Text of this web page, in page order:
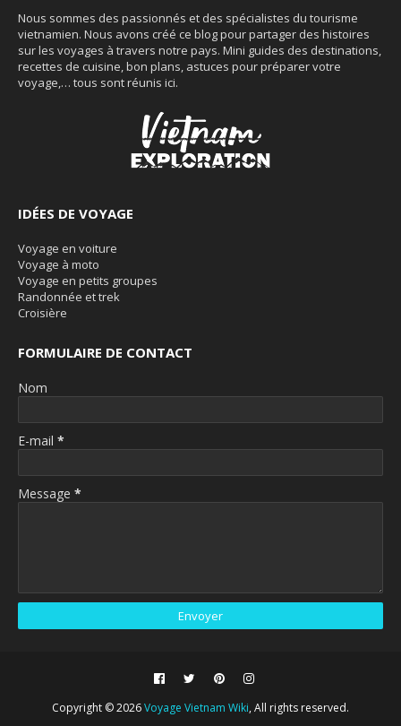
Nous sommes des passionnés et des spécialistes du tourisme
vietnamien. Nous avons créé ce blog pour partager des histoires
sur les voyages à travers notre pays. Mini guides des destinations,
recettes de cuisine, bon plans, astuces pour préparer votre
voyage,… tous sont réunis ici.
IDÉES DE VOYAGE
Voyage en voiture
Voyage à moto
Voyage en petits groupes
Randonnée et trek
Croisière
FORMULAIRE DE CONTACT
Nom
E-mail *
Message *
Copyright ©2026Voyage Vietnam Wiki, All rights reserved.